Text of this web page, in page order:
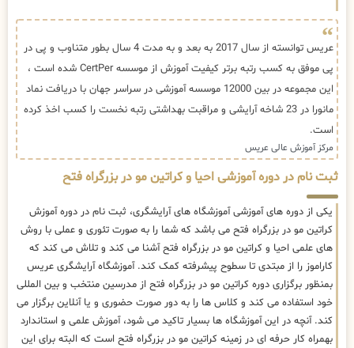
عریس توانسته از سال 2017 به بعد و به مدت 4 سال بطور متناوب و پی در
پی موفق به کسب رتبه برتر کیفیت آموزش از موسسه CertPer شده است ،
این مجموعه در بین 12000 موسسه آموزشی در سراسر جهان با دریافت نماد
مانورا در 23 شاخه آرایشی و مراقبت بهداشتی رتبه نخست را کسب اخذ کرده
است.
مرکز آموزش عالی عریس
ثبت نام در دوره آموزشی احیا و کراتین مو در بزرگراه فتح
یکی از دوره های آموزشی آموزشگاه های آرایشگری، ثبت نام در دوره آموزش
کراتین مو در بزرگراه فتح می باشد که شما را به صورت تئوری و عملی با روش
های علمی احیا و کراتین مو در بزرگراه فتح آشنا می کند و تلاش می کند که
کاراموز را از مبتدی تا سطوح پیشرفته کمک کند. آموزشگاه آرایشگری عریس
بمنظور برگزاری دوره کراتین مو در بزرگراه فتح از مدرسین منتخب و بین المللی
خود استفاده می کند و کلاس ها را به دور صورت حضوری و یا آنلاین برگزار می
کند. آنچه در این آموزشگاه ها بسیار تاکید می شود، آموزش علمی و استاندارد
بهمراه کار حرفه ای در زمینه کراتین مو در بزرگراه فتح است که البته برای این